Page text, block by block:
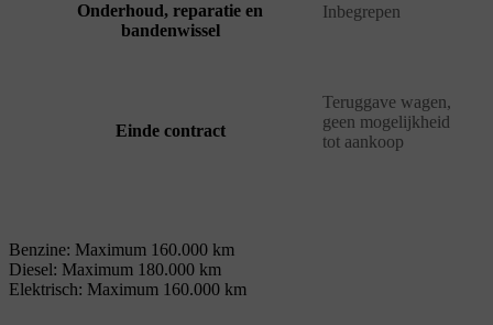
Onderhoud, reparatie en
bandenwissel
Inbegrepen
Einde contract
Teruggave wagen,
geen mogelijkheid
tot aankoop
Benzine: Maximum 160.000 km
Diesel: Maximum 180.000 km
Elektrisch: Maximum 160.000 km